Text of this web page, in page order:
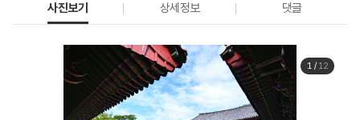
사진보기 상세정보 댓글
1/ 12